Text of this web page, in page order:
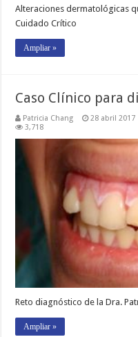
Alteraciones dermatológicas
Cuidado Crítico
Ampliar »
Caso Clínico para
Patricia Chang 28 abril 2017
3,718
Reto diagnóstico de la Dra.
Ampliar »